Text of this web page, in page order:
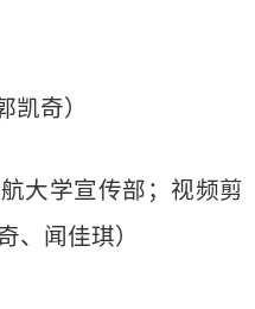
凯奇）
大学宣传部；视频剪
、闻佳琪）